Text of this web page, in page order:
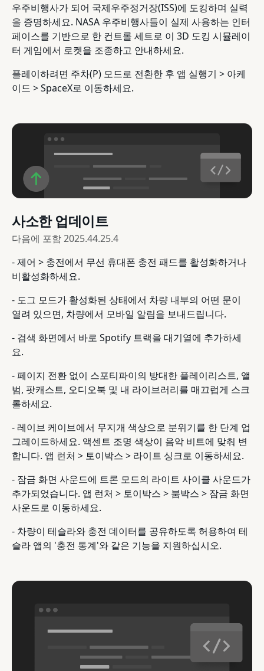
우주비행사가 되어 국제우주정거장(ISS)에 도킹하며 실력
을 증명하세요. NASA 우주비행사들이 실제 사용하는 인터
페이스를 기반으로 한 컨트롤 세트로 이 3D 도킹 시뮬레이
터 게임에서 로켓을 조종하고 안내하세요.
플레이하려면 주차(P) 모드로 전환한 후 앱 실행기 > 아케
이드 > SpaceX로 이동하세요.
사소한 업데이트
다음에 포함2025.44.25.4
- 제어 > 충전에서 무선 휴대폰 충전 패드를 활성화하거나
비활성화하세요.
- 도그 모드가 활성화된 상태에서 차량 내부의 어떤 문이
열려 있으면, 차량에서 모바일 알림을 보내드립니다.
- 검색 화면에서 바로 Spotify 트랙을 대기열에 추가하세
요.
- 페이지 전환 없이 스포티파이의 방대한 플레이리스트, 앨
범, 팟캐스트, 오디오북 및 내 라이브러리를 매끄럽게 스크
롤하세요.
- 레이브 케이브에서 무지개 색상으로 분위기를 한 단계 업
그레이드하세요. 액센트 조명 색상이 음악 비트에 맞춰 변
합니다. 앱 런처 > 토이박스 > 라이트 싱크로 이동하세요.
- 잠금 화면 사운드에 트론 모드의 라이트 사이클 사운드가
추가되었습니다. 앱 런처 > 토이박스 > 붐박스 > 잠금 화면
사운드로 이동하세요.
- 차량이 테슬라와 충전 데이터를 공유하도록 허용하여 테
슬라 앱의 '충전 통계'와 같은 기능을 지원하십시오.